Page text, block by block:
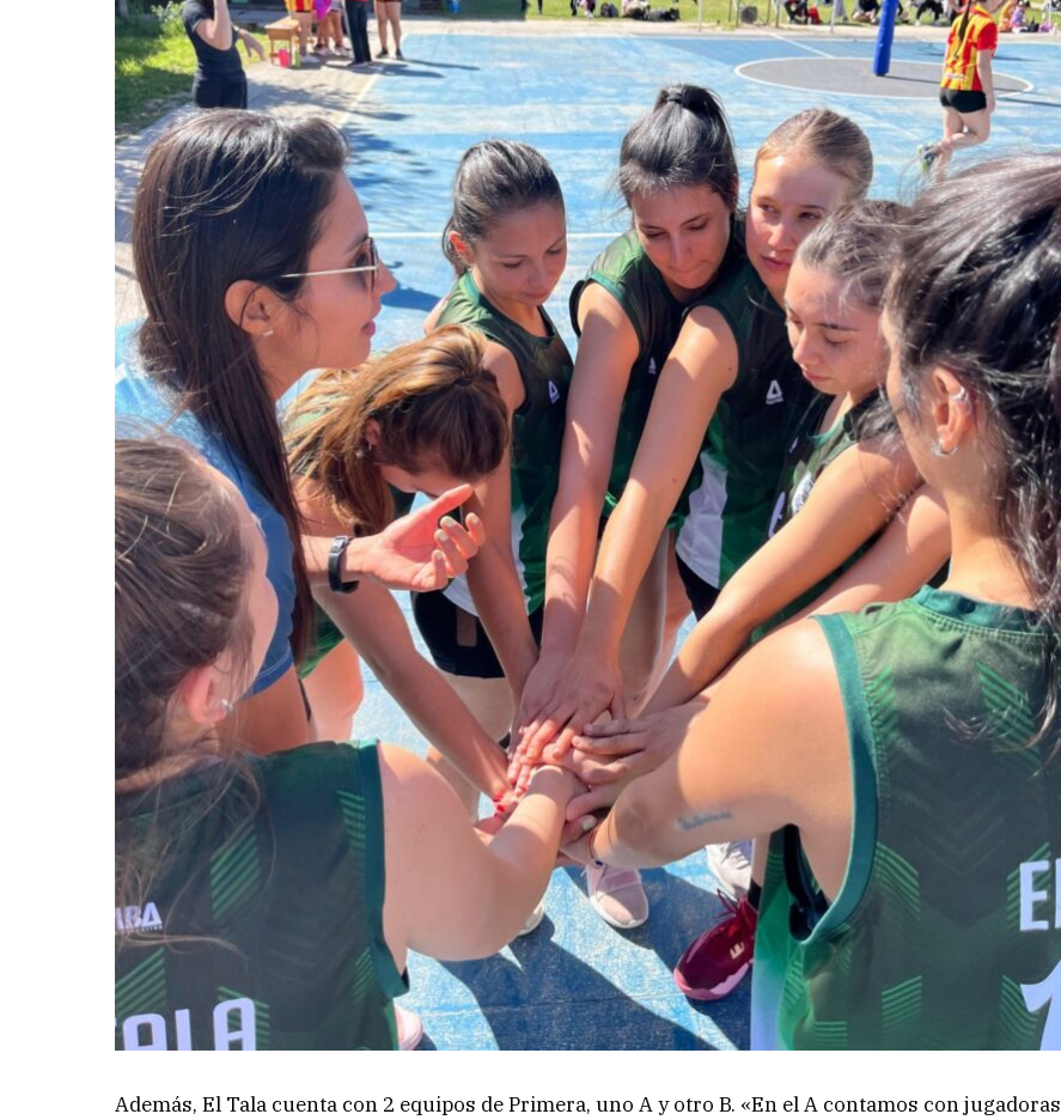
Además, El Tala cuenta con 2 equipos de Primera, uno A y otro B. «En el A contamos con jugadoras